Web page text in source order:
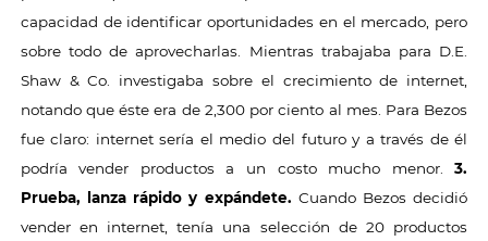
capacidad de identificar oportunidades en el mercado, pero
sobre todo de aprovecharlas. Mientras trabajaba para D.E.
Shaw & Co. investigaba sobre el crecimiento de internet,
notando que éste era de 2,300 por ciento al mes. Para Bezos
fue claro: internet sería el medio del futuro y a través de él
podría vender productos a un costo mucho menor.3.
Prueba, lanza rápido y expándete. Cuando Bezos decidió
vender en internet, tenía una selección de 20 productos